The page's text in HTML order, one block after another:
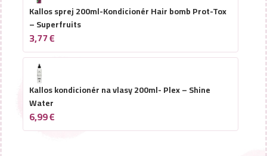
Kallos sprej 200ml-Kondicionér Hair bomb Prot-Tox
– Superfruits
3,77€
Kallos kondicionér na vlasy 200ml- Plex – Shine
Water
6,99€